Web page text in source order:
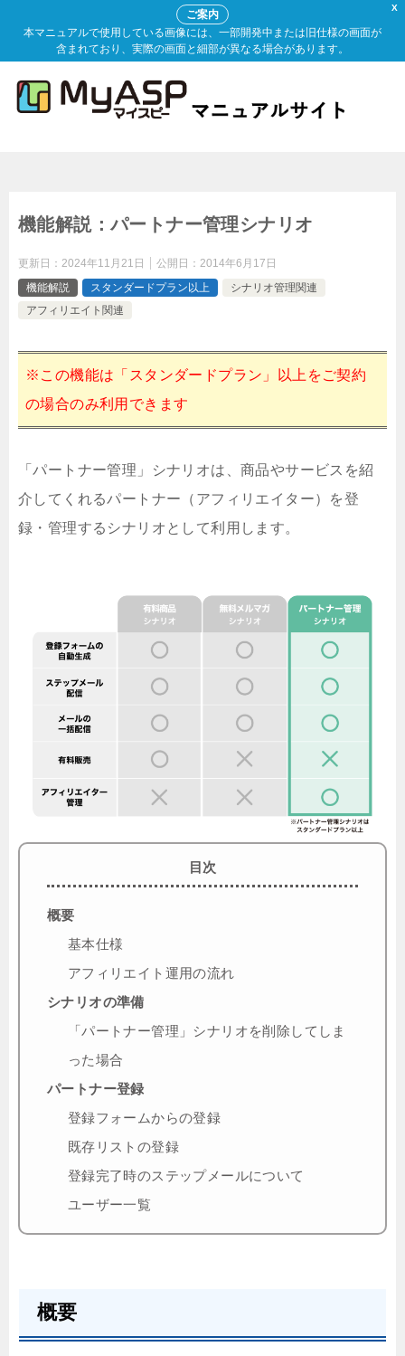
X
ご案内
本マニュアルで使用している画像には、一部開発中または旧仕様の画面が
含まれており、実際の画面と細部が異なる場合があります。
機能解説：パートナー管理シナリオ
更新日： 2024年11月21日 公開日： 2014年6月17日
機能解説
スタンダードプラン以上
シナリオ管理関連
アフィリエイト関連
※この機能は「スタンダードプラン」以上をご契約
の場合のみ利用できます
「パートナー管理」シナリオは、商品やサービスを紹
介してくれるパートナー（アフィリエイター）を登
録・管理するシナリオとして利用します。
目次
概要
基本仕様
アフィリエイト運用の流れ
シナリオの準備
「パートナー管理」シナリオを削除してしま
った場合
パートナー登録
登録フォームからの登録
既存リストの登録
登録完了時のステップメールについて
ユーザー一覧
概要